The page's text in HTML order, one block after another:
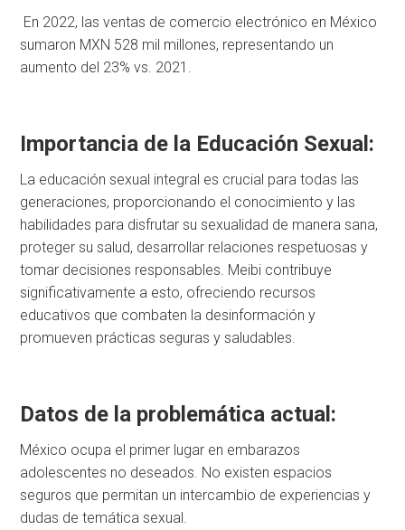
En 2022, las ventas de comercio electrónico en México
sumaron MXN 528 mil millones, representando un
aumento del 23% vs. 2021.
Importancia de la Educación Sexual:
La educación sexual integral es crucial para todas las
generaciones, proporcionando el conocimiento y las
habilidades para disfrutar su sexualidad de manera sana,
proteger su salud, desarrollar relaciones respetuosas y
tomar decisiones responsables. Meibi contribuye
significativamente a esto, ofreciendo recursos
educativos que combaten la desinformación y
promueven prácticas seguras y saludables.
Datos de la problemática actual:
México ocupa el primer lugar en embarazos
adolescentes no deseados. No existen espacios
seguros que permitan un intercambio de experiencias y
dudas de temática sexual.